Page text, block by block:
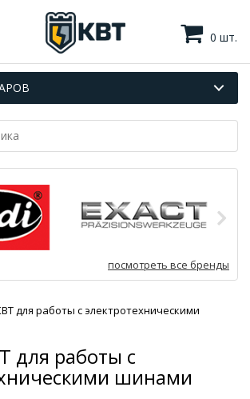
0 шт.
посмотреть все бренды
для работы с электротехническими
для работы с
шинами